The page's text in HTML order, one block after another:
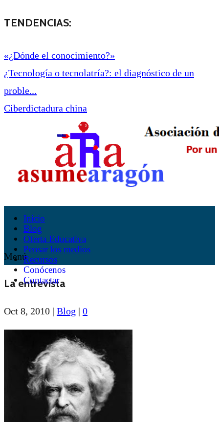
TENDENCIAS:
«¿Dónde el conocimiento?»
¿Tecnología o tecnolatría?: el diagnóstico de un
proble...
Ciberdictadura china
Inicio
Blog
Oferta Educativa
Pensar los medios
Recursos
Conócenos
Contactar
Menú
La entrevista
Oct 8, 2010 | Blog | 0